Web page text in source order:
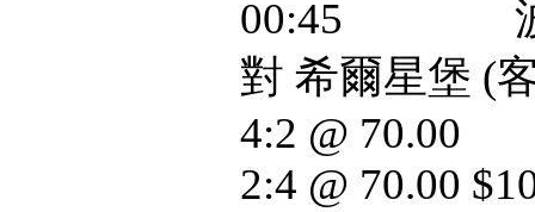
00:45 波
對 希爾星堡 (
4:2 @ 70.00
2:4 @ 70.00